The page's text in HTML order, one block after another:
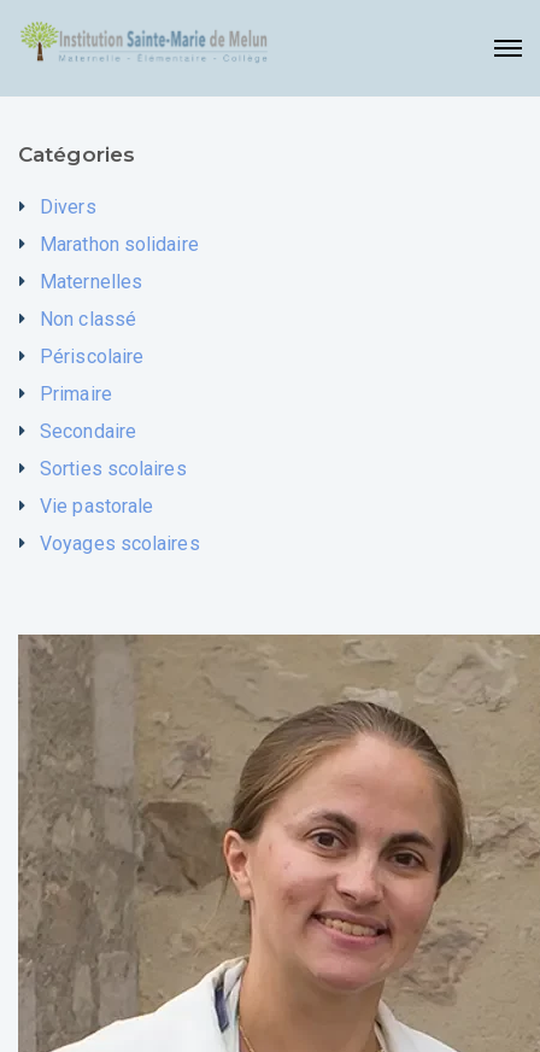
Catégories
Divers
Marathon solidaire
Maternelles
Non classé
Périscolaire
Primaire
Secondaire
Sorties scolaires
Vie pastorale
Voyages scolaires